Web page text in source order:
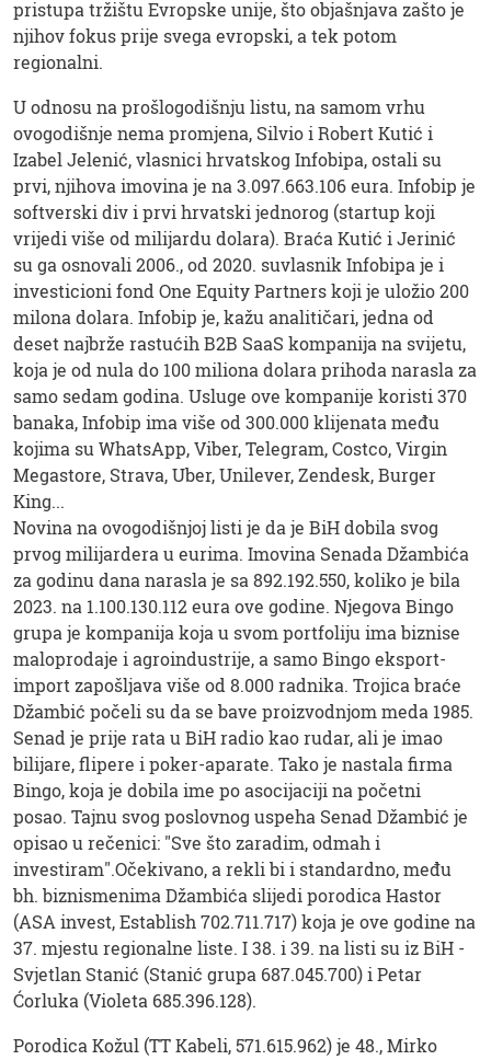
pristupa tržištu Evropske unije, što objašnjava zašto je
njihov fokus prije svega evropski, a tek potom
regionalni.
U odnosu na prošlogodišnju listu, na samom vrhu
ovogodišnje nema promjena, Silvio i Robert Kutić i
Izabel Jelenić, vlasnici hrvatskog Infobipa, ostali su
prvi, njihova imovina je na 3.097.663.106 eura. Infobip je
softverski div i prvi hrvatski jednorog (startup koji
vrijedi više od milijardu dolara). Braća Kutić i Jerinić
su ga osnovali 2006., od 2020. suvlasnik Infobipa je i
investicioni fond One Equity Partners koji je uložio 200
milona dolara. Infobip je, kažu analitičari, jedna od
deset najbrže rastućih B2B SaaS kompanija na svijetu,
koja je od nula do 100 miliona dolara prihoda narasla za
samo sedam godina. Usluge ove kompanije koristi 370
banaka, Infobip ima više od 300.000 klijenata među
kojima su WhatsApp, Viber, Telegram, Costco, Virgin
Megastore, Strava, Uber, Unilever, Zendesk, Burger
King...
Novina na ovogodišnjoj listi je da je BiH dobila svog
prvog milijardera u eurima. Imovina Senada Džambića
za godinu dana narasla je sa 892.192.550, koliko je bila
2023. na 1.100.130.112 eura ove godine. Njegova Bingo
grupa je kompanija koja u svom portfoliju ima biznise
maloprodaje i agroindustrije, a samo Bingo eksport-
import zapošljava više od 8.000 radnika. Trojica braće
Džambić počeli su da se bave proizvodnjom meda 1985.
Senad je prije rata u BiH radio kao rudar, ali je imao
bilijare, flipere i poker-aparate. Tako je nastala firma
Bingo, koja je dobila ime po asocijaciji na početni
posao. Tajnu svog poslovnog uspeha Senad Džambić je
opisao u rečenici: "Sve što zaradim, odmah i
investiram".Očekivano, a rekli bi i standardno, među
bh. biznismenima Džambića slijedi porodica Hastor
(ASA invest, Establish 702.711.717) koja je ove godine na
37. mjestu regionalne liste. I 38. i 39. na listi su iz BiH -
Svjetlan Stanić (Stanić grupa 687.045.700) i Petar
Ćorluka (Violeta 685.396.128).
Porodica Kožul (TT Kabeli, 571.615.962) je 48., Mirko